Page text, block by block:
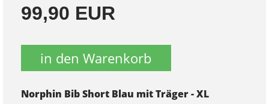
99,90 EUR
in den Warenkorb
Norphin Bib Short Blau mit Träger - XL